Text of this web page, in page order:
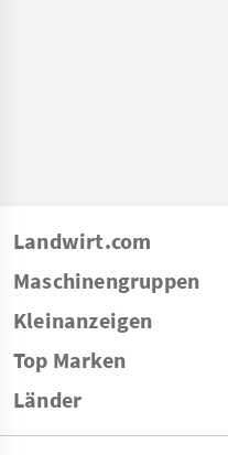
Landwirt.com
Maschinengruppen
Kleinanzeigen
Top Marken
Länder